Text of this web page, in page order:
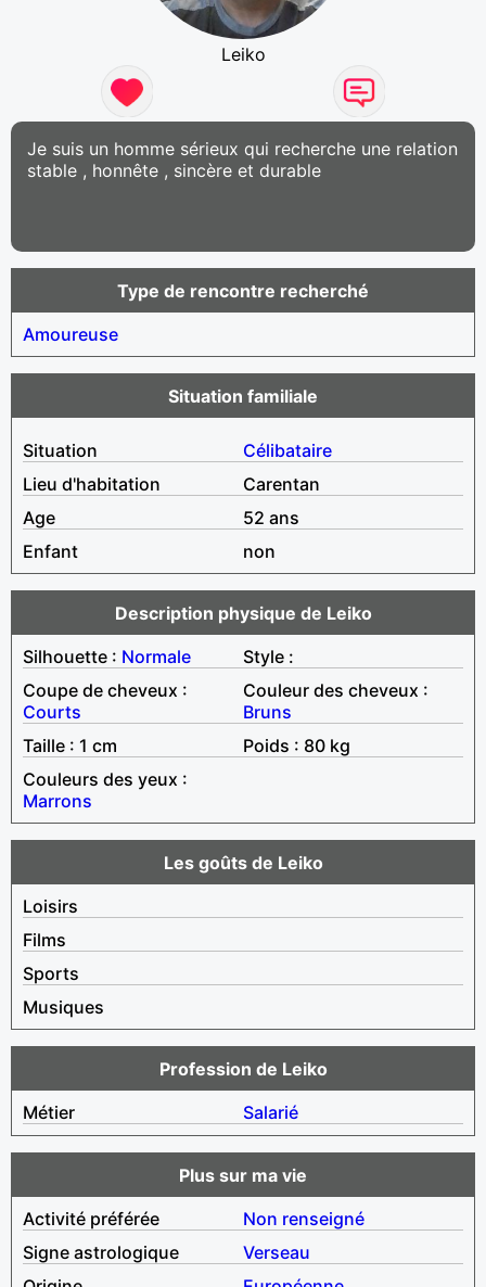
Leiko
Je suis un homme sérieux qui recherche une relation
stable , honnête , sincère et durable
Type de rencontre recherché
Amoureuse
Situation familiale
Situation
Célibataire
Lieu d'habitation
Carentan
Age
52 ans
Enfant
non
Description physique de Leiko
Silhouette : Normale
Style :
Coupe de cheveux :
Courts
Couleur des cheveux :
Bruns
Taille : 1 cm
Poids : 80 kg
Couleurs des yeux :
Marrons
Les goûts de Leiko
Loisirs
Films
Sports
Musiques
Profession de Leiko
Métier
Salarié
Plus sur ma vie
Activité préférée
Non renseigné
Signe astrologique
Verseau